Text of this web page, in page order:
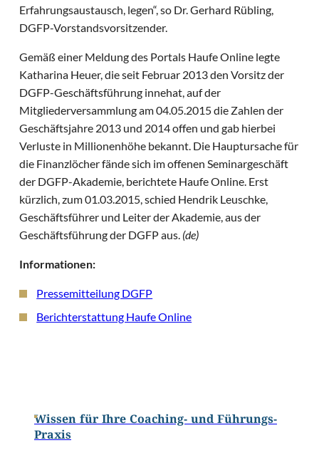
Erfahrungsaustausch, legen“, so Dr. Gerhard Rübling,
DGFP-Vorstandsvorsitzender.
Gemäß einer Meldung des Portals Haufe Online legte
Katharina Heuer, die seit Februar 2013 den Vorsitz der
DGFP-Geschäftsführung innehat, auf der
Mitgliederversammlung am 04.05.2015 die Zahlen der
Geschäftsjahre 2013 und 2014 offen und gab hierbei
Verluste in Millionenhöhe bekannt. Die Hauptursache für
die Finanzlöcher fände sich im offenen Seminargeschäft
der DGFP-Akademie, berichtete Haufe Online. Erst
kürzlich, zum 01.03.2015, schied Hendrik Leuschke,
Geschäftsführer und Leiter der Akademie, aus der
Geschäftsführung der DGFP aus. (de)
Informationen:
Pressemitteilung DGFP
Berichterstattung Haufe Online
Wissen für Ihre Coaching- und Führungs-
Praxis